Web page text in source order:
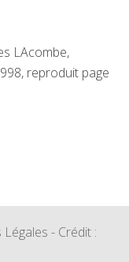
LAcombe,
reproduit page
- Crédit :